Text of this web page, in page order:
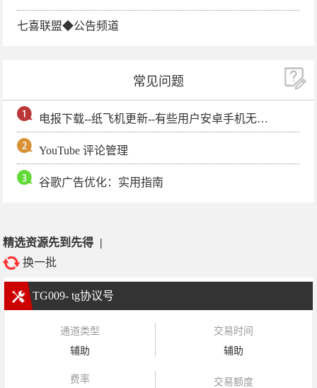
七喜联盟◆公告频道
常见问题
电报下载--纸飞机更新--有些用户安卓手机无法更新电报软件
YouTube 评论管理
谷歌广告优化：实用指南
精选资源先到先得 |
换一批
TG009- tg协议号
通道类型
辅助
交易时间
辅助
费率
交易额度